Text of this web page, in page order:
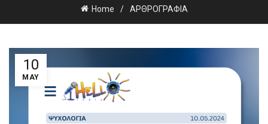
Home ΑΡΘΡΟΓΡΑΦΙΑ
10
MAY